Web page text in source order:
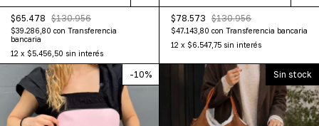
$65.478 $130.956
$39.286,80 con Transferencia
bancaria
12 x $5.456,50 sin interés
$78.573 $130.956
$47.143,80 con Transferencia bancaria
12 x $6.547,75 sin interés
-10% Sin stock